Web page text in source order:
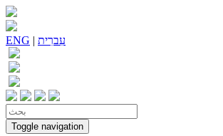
ENG | עִברִית
Toggle navigation